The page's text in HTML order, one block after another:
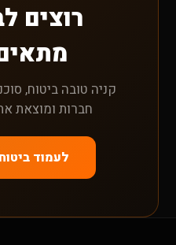
רוצים
קניה טובה ביטוח,
חברות ומוצאת
לעמוד